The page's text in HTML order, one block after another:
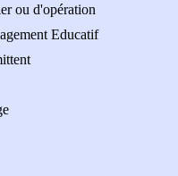
ou d'opération
Educatif